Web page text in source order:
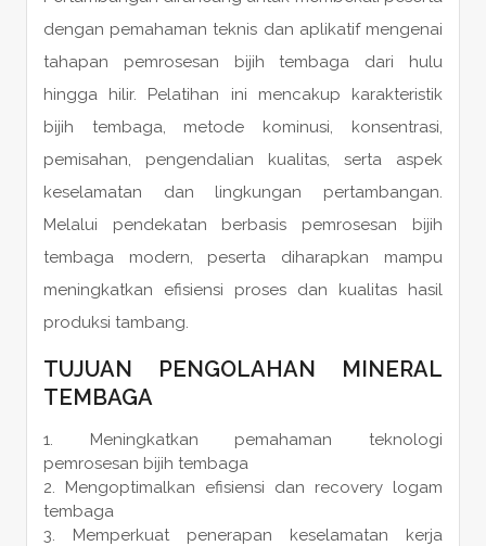
dengan pemahaman teknis dan aplikatif mengenai
tahapan pemrosesan bijih tembaga dari hulu
hingga hilir. Pelatihan ini mencakup karakteristik
bijih tembaga, metode kominusi, konsentrasi,
pemisahan, pengendalian kualitas, serta aspek
keselamatan dan lingkungan pertambangan.
Melalui pendekatan berbasis pemrosesan bijih
tembaga modern, peserta diharapkan mampu
meningkatkan efisiensi proses dan kualitas hasil
produksi tambang.
TUJUAN PENGOLAHAN MINERAL
TEMBAGA
Meningkatkan pemahaman teknologi
pemrosesan bijih tembaga
Mengoptimalkan efisiensi dan recovery logam
tembaga
Memperkuat penerapan keselamatan kerja